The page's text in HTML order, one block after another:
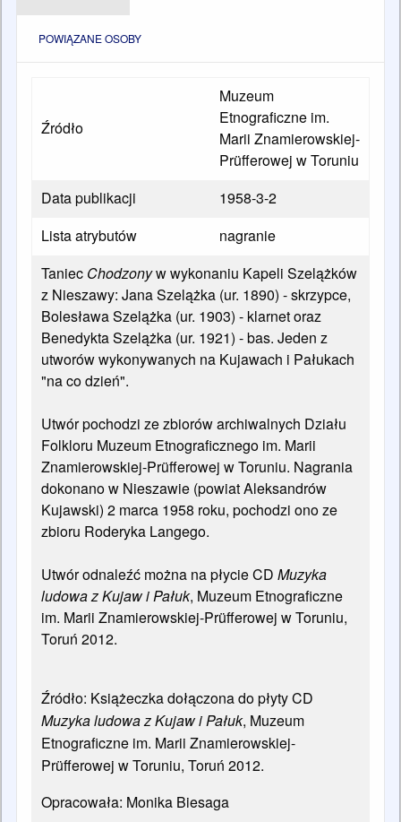
POWIĄZANE OSOBY
Źródło
Muzeum
Etnograficzne im.
Marii Znamierowskiej-
Prüfferowej w Toruniu
Data publikacji
1958-3-2
Lista atrybutów
nagranie
Taniec Chodzonyw wykonaniu Kapeli Szelążków
z Nieszawy: Jana Szelążka (ur. 1890) - skrzypce,
Bolesława Szelążka (ur. 1903) - klarnet oraz
Benedykta Szelążka (ur. 1921) - bas. Jeden z
utworów wykonywanych na Kujawach i Pałukach
"na co dzień".
Utwór pochodzi ze zbiorów archiwalnych Działu
Folkloru Muzeum Etnograficznego im. Marii
Znamierowskiej-Prüfferowej w Toruniu. Nagrania
dokonano w Nieszawie (powiat Aleksandrów
Kujawski) 2 marca 1958 roku, pochodzi ono ze
zbioru Roderyka Langego.
Utwór odnaleźć można na płycie CD Muzyka
ludowa z Kujaw i Pałuk, Muzeum Etnograficzne
im. Marii Znamierowskiej-Prüfferowej w Toruniu,
Toruń 2012.
Źródło: Książeczka dołączona do płyty CD
Muzyka ludowa z Kujaw i Pałuk, Muzeum
Etnograficzne im. Marii Znamierowskiej-
Prüfferowej w Toruniu, Toruń 2012.
Opracowała: Monika Biesaga